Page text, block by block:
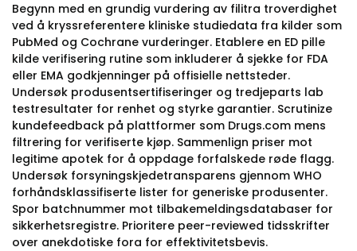
Begynn med en grundig vurdering av filitra troverdighet
ved å kryssreferentere kliniske studiedata fra kilder som
PubMed og Cochrane vurderinger. Etablere en ED pille
kilde verifisering rutine som inkluderer å sjekke for FDA
eller EMA godkjenninger på offisielle nettsteder.
Undersøk produsentsertifiseringer og tredjeparts lab
testresultater for renhet og styrke garantier. Scrutinize
kundefeedback på plattformer som Drugs.com mens
filtrering for verifiserte kjøp. Sammenlign priser mot
legitime apotek for å oppdage forfalskede røde flagg.
Undersøk forsyningskjedetransparens gjennom WHO
forhåndsklassifiserte lister for generiske produsenter.
Spor batchnummer mot tilbakemeldingsdatabaser for
sikkerhetsregistre. Prioritere peer-reviewed tidsskrifter
over anekdotiske fora for effektivitetsbevis.